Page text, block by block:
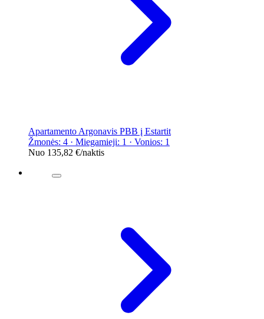
Apartamento Argonavis PBB į Estartit
Žmonės: 4 · Miegamieji: 1 · Vonios: 1
Nuo 135,82 €/naktis